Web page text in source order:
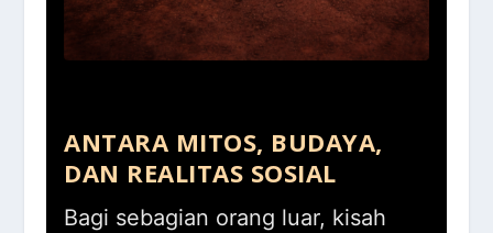
ANTARA MITOS, BUDAYA,
DAN REALITAS SOSIAL
Bagi sebagian orang luar, kisah